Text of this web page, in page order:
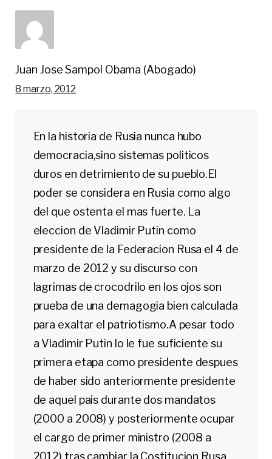
Juan Jose Sampol Obama (Abogado)
8 marzo, 2012
En la historia de Rusia nunca hubo
democracia,sino sistemas politicos
duros en detrimiento de su pueblo.El
poder se considera en Rusia como algo
del que ostenta el mas fuerte. La
eleccion de Vladimir Putin como
presidente de la Federacion Rusa el 4 de
marzo de 2012 y su discurso con
lagrimas de crocodrilo en los ojos son
prueba de una demagogia bien calculada
para exaltar el patriotismo.A pesar todo
a Vladimir Putin lo le fue suficiente su
primera etapa como presidente despues
de haber sido anteriormente presidente
de aquel pais durante dos mandatos
(2000 a 2008) y posteriormente ocupar
el cargo de primer ministro (2008 a
2012) tras cambiar la Costitucion Rusa